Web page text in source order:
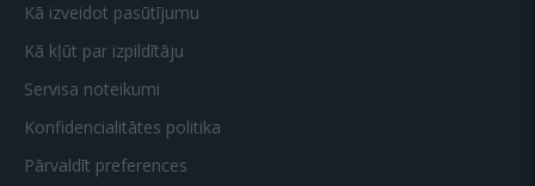
Kā izveidot pasūtījumu
Kā kļūt par izpildītāju
Servisa noteikumi
Konfidencialitātes politika
Pārvaldīt preferences